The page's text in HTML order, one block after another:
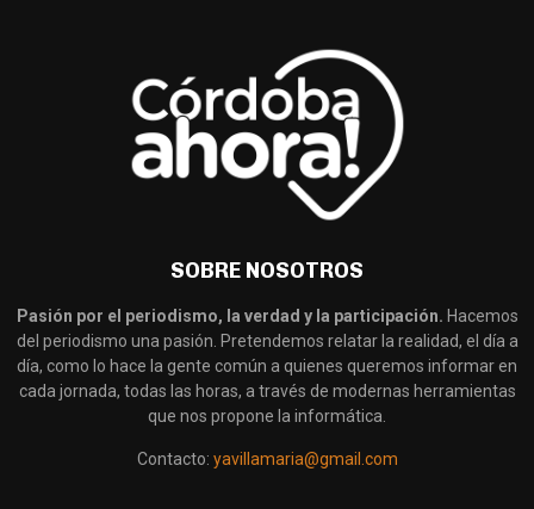
SOBRE NOSOTROS
Pasión por el periodismo, la verdad y la participación. Hacemos
del periodismo una pasión. Pretendemos relatar la realidad, el día a
día, como lo hace la gente común a quienes queremos informar en
cada jornada, todas las horas, a través de modernas herramientas
que nos propone la informática.
Contacto: yavillamaria@gmail.com